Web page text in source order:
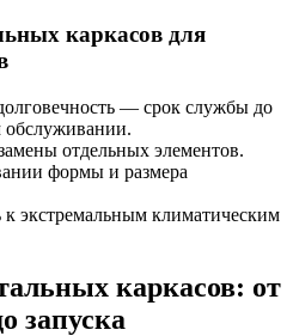
каркасов для
— срок службы до
обслуживании.
отдельных элементов.
формы и размера
к экстремальным климатическим
каркасов: от
запуска